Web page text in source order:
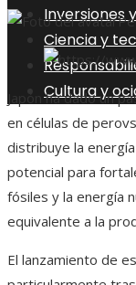
Inversiones
Ciencia y
Cultura y
Japón ha dado un
en células de
distribuye la
potencial para
fósiles y la energía
equivalente a la
El lanzamiento de